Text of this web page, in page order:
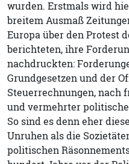
wurden. Erstmals wird
breitem Ausmaß
Europa über den Protest
berichteten, ihre
nachdruckten:
Grundgesetzen und der
Steuerrechnungen, nach
und vermehrter
So sind es denn eher
Unruhen als die
politischen